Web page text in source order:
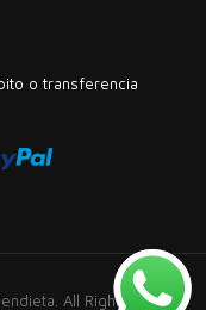
o transferencia
All Rights